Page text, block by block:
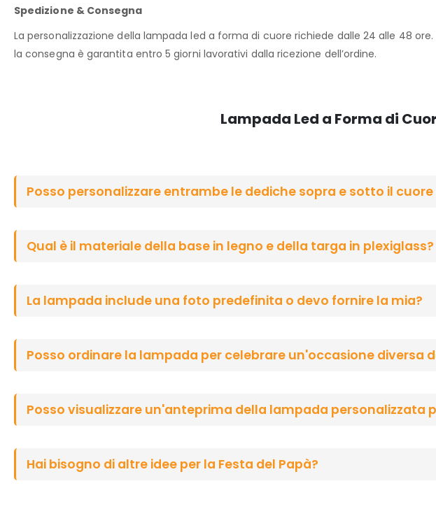
Spedizione & Consegna
La personalizzazione della lampada led a forma di cuore richiede dalle 24 alle 48
la consegna è garantita entro 5 giorni lavorativi dalla ricezione dell’ordine.
Lampada Led a Forma di
Posso personalizzare entrambe le dediche sopra e sotto il
Qual è il materiale della base in legno e della targa in plexiglass?
La lampada include una foto predefinita o devo fornire la mia?
Posso ordinare la lampada per celebrare un'occasione diversa
Posso visualizzare un'anteprima della lampada personalizzata
Hai bisogno di altre idee per la Festa del Papà?